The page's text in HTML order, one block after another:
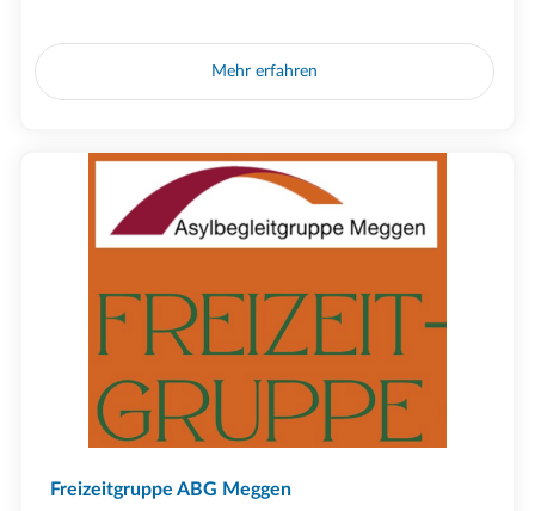
Mehr erfahren
Freizeitgruppe ABG Meggen